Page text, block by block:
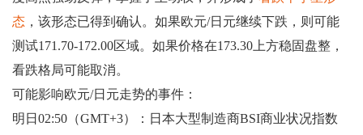
态 ，该形态已得到确认。如果欧元/日元继续下跌，则可能
测试171.70-172.00区域。如果价格在173.30上方稳固盘整，
看跌格局可能取消。
可能影响欧元/日元走势的事件：
明日02:50（GMT+3）：日本大型制造商BSI商业状况指数